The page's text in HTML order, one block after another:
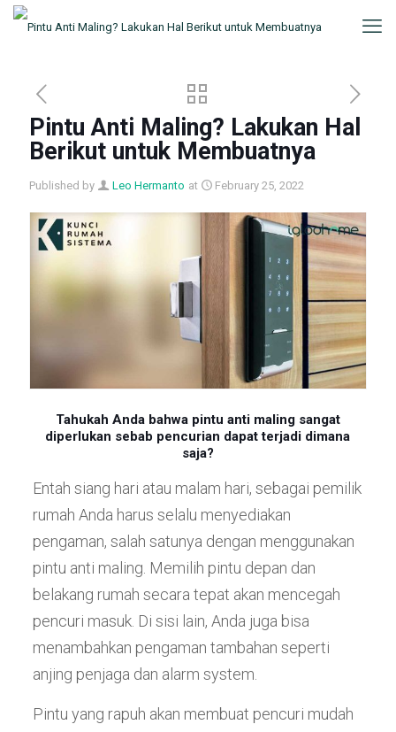
Pintu Anti Maling? Lakukan Hal
Berikut untuk Membuatnya
Published by Leo Hermanto at February 25, 2022
Tahukah Anda bahwa pintu anti maling sangat
diperlukan sebab pencurian dapat terjadi dimana
saja?
Entah siang hari atau malam hari, sebagai pemilik
rumah Anda harus selalu menyediakan
pengaman, salah satunya dengan menggunakan
pintu anti maling. Memilih pintu depan dan
belakang rumah secara tepat akan mencegah
pencuri masuk. Di sisi lain, Anda juga bisa
menambahkan pengaman tambahan seperti
anjing penjaga dan alarm system.
Pintu yang rapuh akan membuat pencuri mudah